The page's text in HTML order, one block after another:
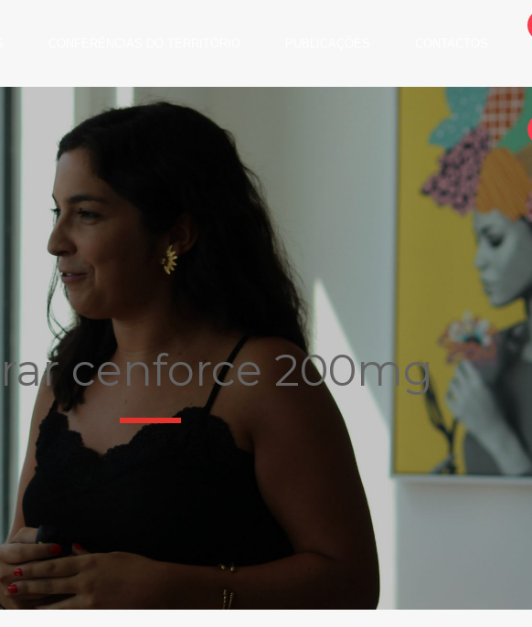
cenforce 200mg